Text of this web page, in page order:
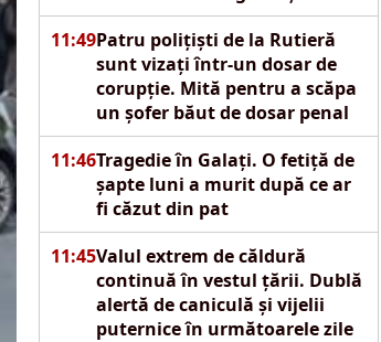
11:49Patru polițiști de la Rutieră
sunt vizați într-un dosar de
corupție. Mită pentru a scăpa
un șofer băut de dosar penal
11:46Tragedie în Galați. O fetiță de
șapte luni a murit după ce ar
fi căzut din pat
11:45Valul extrem de căldură
continuă în vestul țării. Dublă
alertă de caniculă și vijelii
puternice în următoarele zile